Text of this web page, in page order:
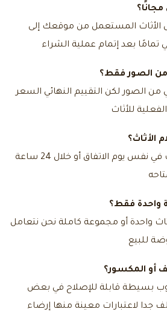
الأثاث المستعمل من موقعك إلى
بعد إتمام عملية الشراء
من الصور فقط؟
من الصور لكن التقييم النهائي السعر
للأثاث
الأثاث؟
عادة ما يتم استلام الأثاث في نفس يوم الاتفاق أو خلال 24 ساعة
فقط؟
واحدة أو مجموعة كاملة نحن نتعامل
للبيع
أو المكسور؟
بسيطة قابلة للإصلاح في بعض
جدا لاعتبارات معينة منها إرضاء